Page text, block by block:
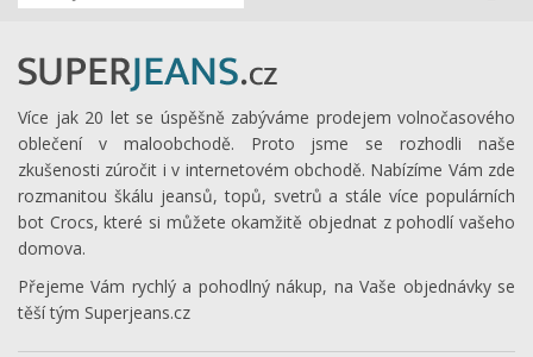
Více jak 20 let se úspěšně zabýváme prodejem volnočasového
oblečení v maloobchodě. Proto jsme se rozhodli naše
zkušenosti zúročit i v internetovém obchodě. Nabízíme Vám zde
rozmanitou škálu jeansů, topů, svetrů a stále více populárních
bot Crocs, které si můžete okamžitě objednat z pohodlí vašeho
domova.
Přejeme Vám rychlý a pohodlný nákup, na Vaše objednávky se
těší tým Superjeans.cz